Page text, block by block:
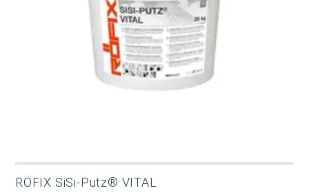
RÖFIX SiSi-Putz® VITAL